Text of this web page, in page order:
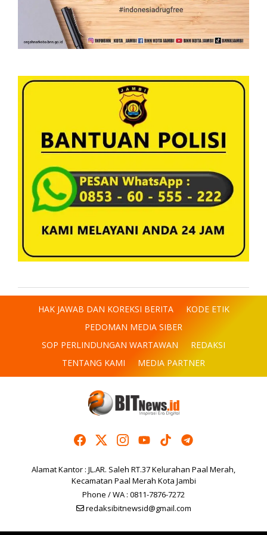
HAK JAWAB DAN KOREKSI BERITA
KODE ETIK
PEDOMAN MEDIA SIBER
SOP PERLINDUNGAN WARTAWAN
REDAKSI
TENTANG KAMI
MEDIA PARTNER
Alamat Kantor : JL.AR. Saleh RT.37 Kelurahan Paal Merah,
Kecamatan Paal Merah Kota Jambi
Phone / WA : 0811-7876-7272
redaksibitnewsid@gmail.com